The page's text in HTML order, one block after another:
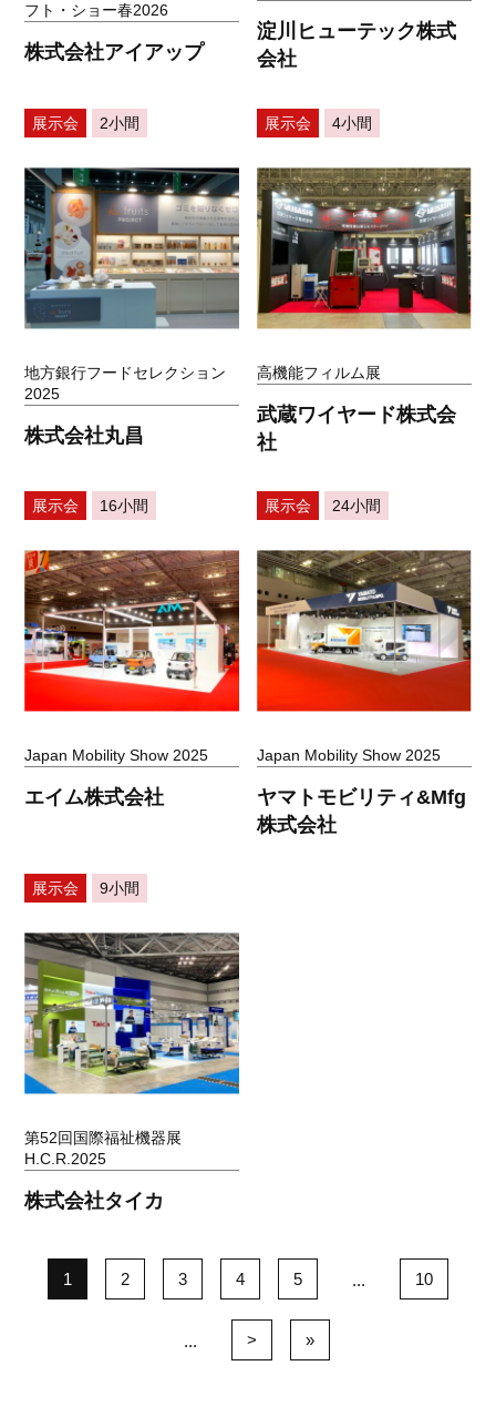
フト・ショー春2026
株式会社アイアップ
淀川ヒューテック株式
会社
展示会 2小間
地方銀行フードセレクション
2025
株式会社丸昌
展示会 4小間
高機能フィルム展
武蔵ワイヤード株式会
社
展示会 16小間
Japan Mobility Show 2025
エイム株式会社
展示会 24小間
Japan Mobility Show 2025
ヤマトモビリティ&Mfg
株式会社
展示会 9小間
第52回国際福祉機器展
H.C.R.2025
株式会社タイカ
1 2 3 4 5 ... 10
... > »